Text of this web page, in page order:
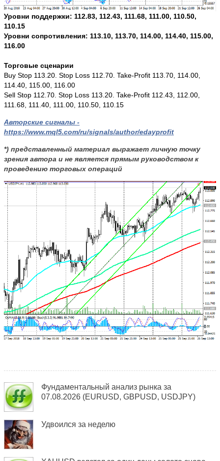
Уровни поддержки: 112.83, 112.43, 111.68, 111.00, 110.50,
110.15
Уровни сопротивления: 113.10, 113.70, 114.00, 114.40, 115.00,
116.00
Торговые сценарии
Buy Stop 113.20. Stop Loss 112.70. Take-Profit 113.70, 114.00,
114.40, 115.00, 116.00
Sell Stop 112.70. Stop Loss 113.20. Take-Profit 112.43, 112.00,
111.68, 111.40, 111.00, 110.50, 110.15
Авторские сигналы -
https://www.mql5.com/ru/signals/author/edayprofit
*) представленный материал выражает личную точку
зрения автора и не является прямым руководством к
проведению торговых операций
Фундаментальный анализ рынка за
07.08.2026 (EURUSD, GBPUSD, USDJPY)
Удвоился за неделю